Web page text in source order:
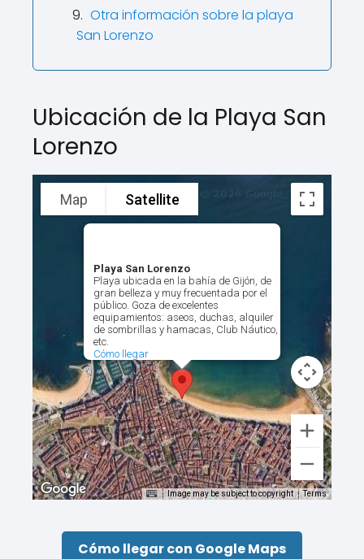
Otra información sobre la playa
San Lorenzo
Ubicación de la Playa San
Lorenzo
Playa San Lorenzo
Playa ubicada en la bahía de Gijón, de
gran belleza y muy frecuentada por el
público. Goza de excelentes
equipamientos: aseos, duchas, alquiler
de sombrillas y hamacas, Club Náutico,
etc.
Cómo llegar
Map Satellite
Image may be subject to copyright Terms
Cómo llegar con Google Maps